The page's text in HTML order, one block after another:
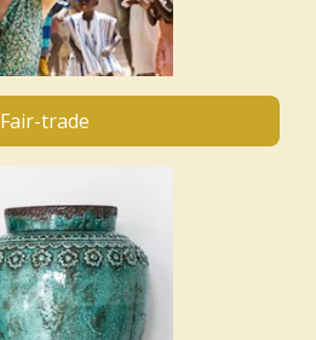
Fair-trade